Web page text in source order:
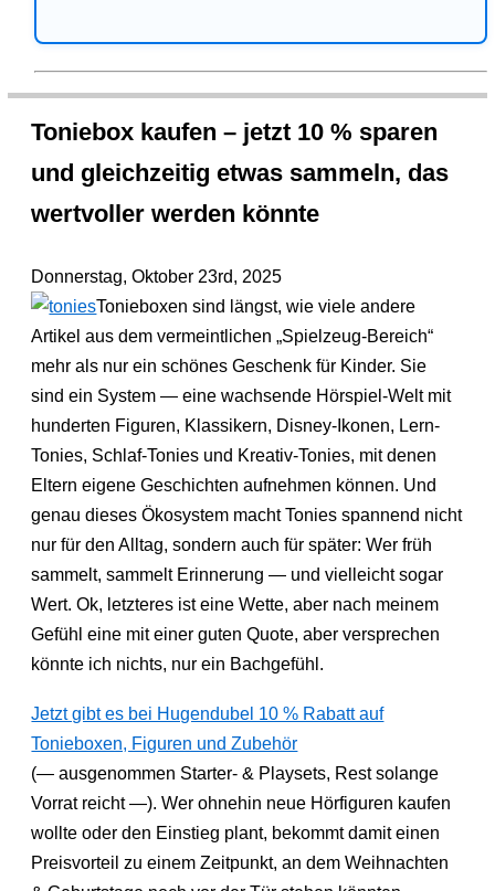
Toniebox kaufen – jetzt 10 % sparen
und gleichzeitig etwas sammeln, das
wertvoller werden könnte
Donnerstag, Oktober 23rd, 2025
Tonieboxen sind längst, wie viele andere
Artikel aus dem vermeintlichen „Spielzeug-Bereich“
mehr als nur ein schönes Geschenk für Kinder. Sie
sind ein System — eine wachsende Hörspiel-Welt mit
hunderten Figuren, Klassikern, Disney-Ikonen, Lern-
Tonies, Schlaf-Tonies und Kreativ-Tonies, mit denen
Eltern eigene Geschichten aufnehmen können. Und
genau dieses Ökosystem macht Tonies spannend nicht
nur für den Alltag, sondern auch für später: Wer früh
sammelt, sammelt Erinnerung — und vielleicht sogar
Wert. Ok, letzteres ist eine Wette, aber nach meinem
Gefühl eine mit einer guten Quote, aber versprechen
könnte ich nichts, nur ein Bachgefühl.
Jetzt gibt es bei Hugendubel 10 % Rabatt auf
Tonieboxen, Figuren und Zubehör
(— ausgenommen Starter- & Playsets, Rest solange
Vorrat reicht —). Wer ohnehin neue Hörfiguren kaufen
wollte oder den Einstieg plant, bekommt damit einen
Preisvorteil zu einem Zeitpunkt, an dem Weihnachten